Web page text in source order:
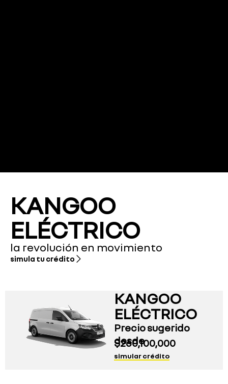
KANGOO
ELÉCTRICO
la revolución en movimiento
simula tu crédito
KANGOO
ELÉCTRICO
Precio sugerido
desde
$260,100,000
simular crédito